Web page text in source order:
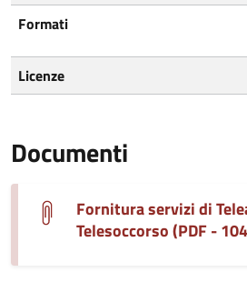
Formati
Licenze
Documenti
Fornitura servizi di
Telesoccorso (PDF -